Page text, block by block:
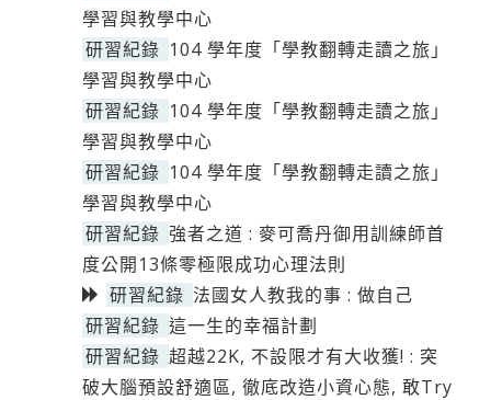
學習與教學中心
研習紀錄 104 學年度「學教翻轉走讀之旅」
學習與教學中心
研習紀錄 104 學年度「學教翻轉走讀之旅」
學習與教學中心
研習紀錄 104 學年度「學教翻轉走讀之旅」
學習與教學中心
研習紀錄 強者之道 : 麥可喬丹御用訓練師首
度公開13條零極限成功心理法則
研習紀錄 法國女人教我的事 : 做自己
研習紀錄 這一生的幸福計劃
研習紀錄 超越22K, 不設限才有大收獲! : 突
破大腦預設舒適區, 徹底改造小資心態, 敢Try